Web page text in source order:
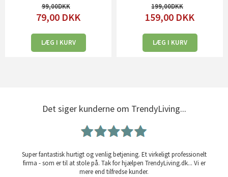
99,00
79,00 DKK
LÆG I KURV
199,00
159,00 DKK
LÆG I KURV
Det siger kunderne om TrendyLiving...
Super fantastisk hurtigt og venlig betjening. Et virkeligt professionelt
firma - som er til at stole på. Tak for hjælpen TrendyLiving.dk... Vi er
mere end tilfredse kunder.